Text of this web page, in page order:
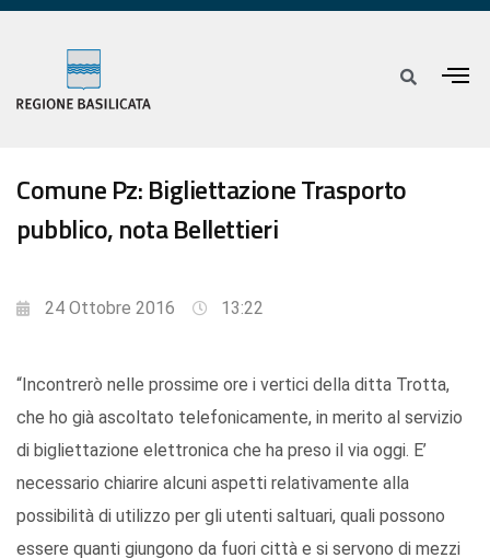
Comune Pz: Bigliettazione Trasporto
pubblico, nota Bellettieri
24 Ottobre 2016 13:22
“Incontrerò nelle prossime ore i vertici della ditta Trotta,
che ho già ascoltato telefonicamente, in merito al servizio
di bigliettazione elettronica che ha preso il via oggi. E’
necessario chiarire alcuni aspetti relativamente alla
possibilità di utilizzo per gli utenti saltuari, quali possono
essere quanti giungono da fuori città e si servono di mezzi